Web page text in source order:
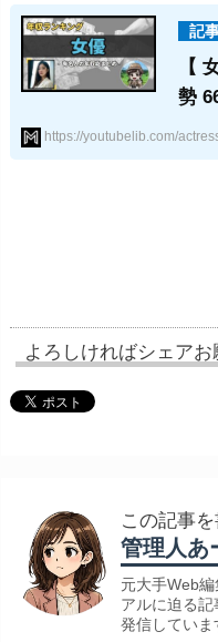
【
勢
https://youtubelib.com/
よろしければシェア
この記事
管理人あ
元大手Web
アルに迫る
発信していま